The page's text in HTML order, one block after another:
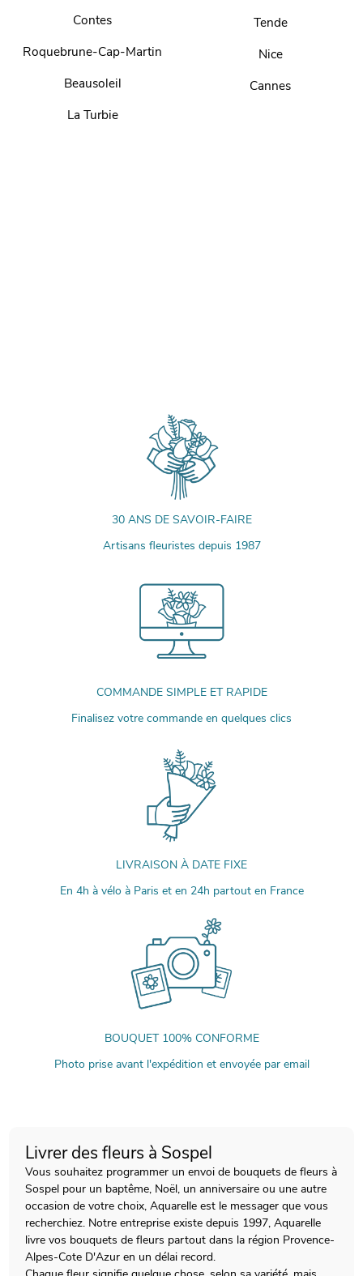
Contes
Roquebrune-Cap-Martin
Beausoleil
La Turbie
Tende
Nice
Cannes
30 ANS DE SAVOIR-FAIRE
Artisans fleuristes depuis 1987
COMMANDE SIMPLE ET RAPIDE
Finalisez votre commande en quelques clics
LIVRAISON À DATE FIXE
En 4h à vélo à Paris et en 24h partout en France
BOUQUET 100% CONFORME
Photo prise avant l'expédition et envoyée par email
Livrer des fleurs à Sospel
Vous souhaitez programmer un envoi de bouquets de fleurs à
Sospel pour un baptême, Noël, un anniversaire ou une autre
occasion de votre choix, Aquarelle est le messager que vous
recherchiez. Notre entreprise existe depuis 1997, Aquarelle
livre vos bouquets de fleurs partout dans la région Provence-
Alpes-Cote D'Azur en un délai record.